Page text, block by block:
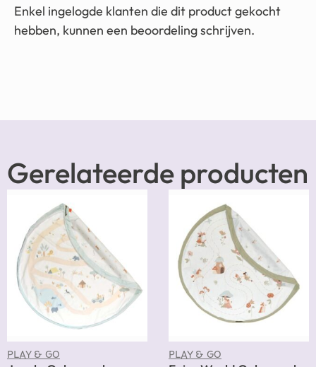
Enkel ingelogde klanten die dit product gekocht
hebben, kunnen een beoordeling schrijven.
Gerelateerde producten
PLAY & GO PLAY & GO